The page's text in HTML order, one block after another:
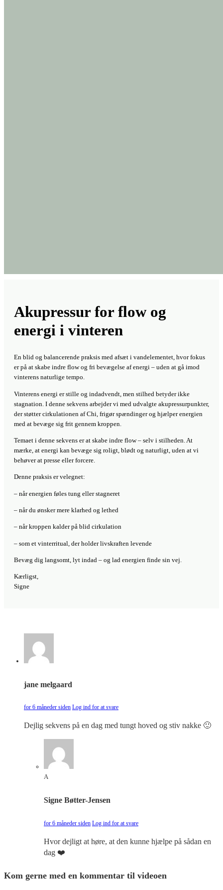
Akupressur for flow og
energi i vinteren
En blid og balancerende praksis med afsæt i vandelementet, hvor fokus
er på at skabe indre flow og fri bevægelse af energi – uden at gå imod
vinterens naturlige tempo.
Vinterens energi er stille og indadvendt, men stilhed betyder ikke
stagnation. I denne sekvens arbejder vi med udvalgte akupressurpunkter,
der støtter cirkulationen af Chi, frigør spændinger og hjælper energien
med at bevæge sig frit gennem kroppen.
Temaet i denne sekvens er at skabe indre flow – selv i stilheden. At
mærke, at energi kan bevæge sig roligt, blødt og naturligt, uden at vi
behøver at presse eller forcere.
Denne praksis er velegnet:
– når energien føles tung eller stagneret
– når du ønsker mere klarhed og lethed
– når kroppen kalder på blid cirkulation
– som et vinterritual, der holder livskraften levende
Bevæg dig langsomt, lyt indad – og lad energien finde sin vej.
Kærligst,
Signe
jane melgaard
for 6 måneder siden Log ind for at svare
Dejlig sekvens på en dag med tungt hoved og stiv nakke 🙂
A
Signe Bøtter-Jensen
for 6 måneder siden Log ind for at svare
Hvor dejligt at høre, at den kunne hjælpe på sådan en
dag ❤️
Kom gerne med en kommentar til videoen